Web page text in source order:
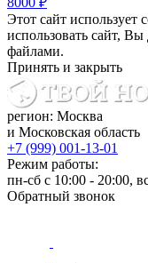
Этот сайт
использовать сайт, Вы
файлами.
Принять и закрыть
регион: Москва
и Московская область
+7 (999) 001-13-01
Режим работы:
пн-сб с 10:00 - 20:00,
Обратный звонок